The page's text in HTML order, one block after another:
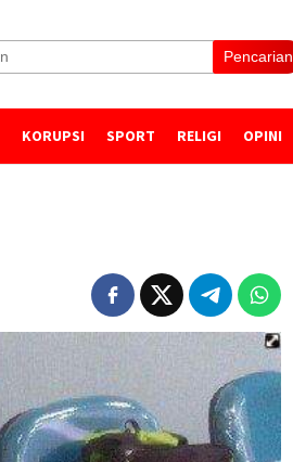
Pencarian
KORUPSI SPORT RELIGI OPINI